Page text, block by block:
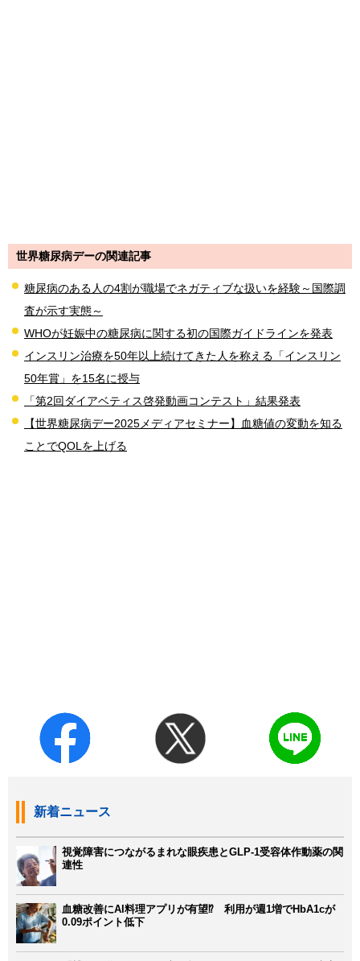
世界糖尿病デーの関連記事
糖尿病のある人の4割が職場でネガティブな扱いを経験～国際調
査が示す実態～
WHOが妊娠中の糖尿病に関する初の国際ガイドラインを発表
インスリン治療を50年以上続けてきた人を称える「インスリン
50年賞」を15名に授与
「第2回ダイアベティス啓発動画コンテスト」結果発表
【世界糖尿病デー2025メディアセミナー】血糖値の変動を知る
ことでQOLを上げる
新着ニュース
視覚障害につながるまれな眼疾患とGLP-1受容体作動薬の関
連性
血糖改善にAI料理アプリが有望⁉ 利用が週1増でHbA1cが
0.09ポイント低下